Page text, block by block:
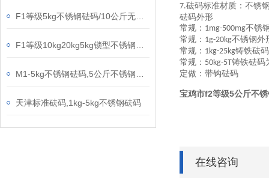
天津标准砝码,1kg-5kg不锈钢砝码
7.砝码标准材质：不锈
砝码外形
常规： 1mg-500mg不锈
常规： 1g-20kg不锈钢外
常规： 1kg-25kg铸铁砝
常规： 50kg-5T铸铁砝码
定做：带钩砝码
宝鸡市f2等级5公斤不
在线咨询